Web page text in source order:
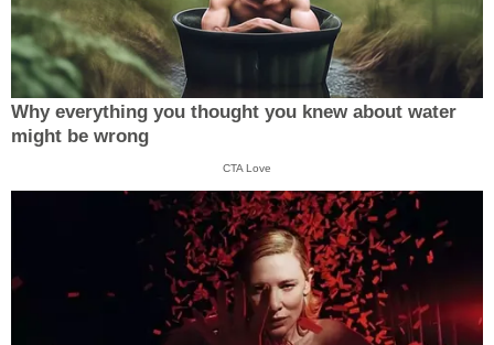
Why everything you thought you knew about water
might be wrong
CTA Love